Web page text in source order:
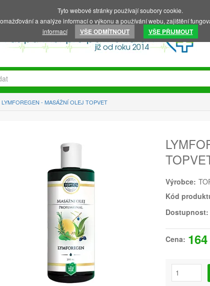
LYMFOREGEN - MASÁŽNÍ OLEJ TOPVET
Výrobce:
Kód
Dostupnost:
Cena:
Tyto webové stránky používají soubory cookie.
a analýze informací o výkonu a používání webu, zajištění
informací
VŠE ODMÍTNOUT VŠE PŘIJMOUT